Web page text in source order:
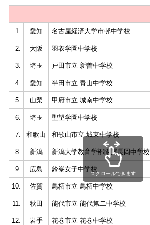
1. 愛知 名古屋経済大学市邨中学校
2. 大阪 羽衣学園中学校
3. 埼玉 戸田市立 新曽中学校
4. 愛知 半田市立 青山中学校
5. 山梨 甲府市立 城南中学校
6. 埼玉 聖望学園中学校
7. 和歌山 和歌山市立 城東中学校
8. 新潟 新潟大学教育学部附属長岡中学校
9. 広島 鈴峯女子中学校
10. 佐賀 鳥栖市立 鳥栖中学校
11. 秋田 能代市立 能代第二中学校
12. 岩手 花巻市立 花巻中学校
スクロールできます